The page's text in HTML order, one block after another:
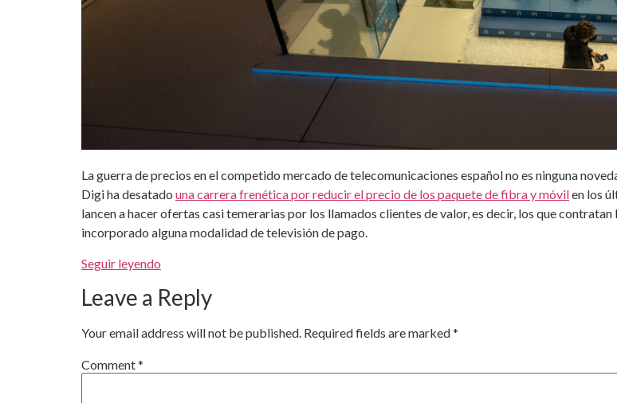
La guerra de precios en el competido mercado de telecomunicaciones español no es ninguna
Digi ha desatado una carrera frenética por reducir el precio de los paquete de fibra y móvilen los
lancen a hacer ofertas casi temerarias por los llamados clientes de valor, es decir, los que
incorporado alguna modalidad de televisión de pago.
Seguir leyendo
Leave a Reply
Your email address will not be published. Required fields are marked*
Comment*